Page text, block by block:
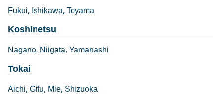
Fukui Ishikawa Toyama
Koshinetsu
Nagano Niigata Yamanashi
Tokai
Aichi Gifu Mie Shizuoka